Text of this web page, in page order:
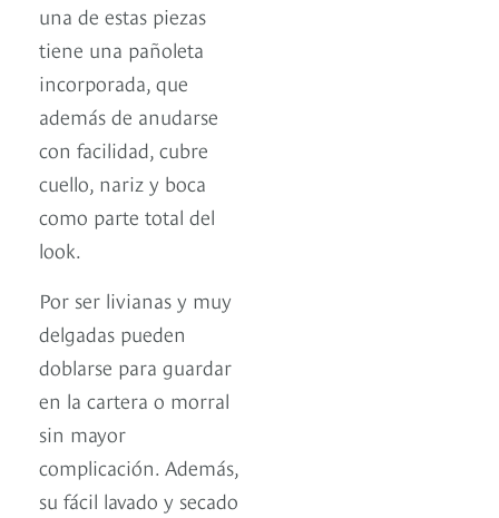
una de estas piezas
tiene una pañoleta
incorporada, que
además de anudarse
con facilidad, cubre
cuello, nariz y boca
como parte total del
look.
Por ser livianas y muy
delgadas pueden
doblarse para guardar
en la cartera o morral
sin mayor
complicación. Además,
su fácil lavado y secado